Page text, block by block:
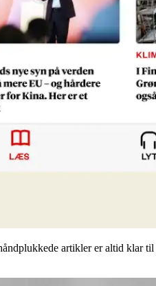
artikler er altid klar til